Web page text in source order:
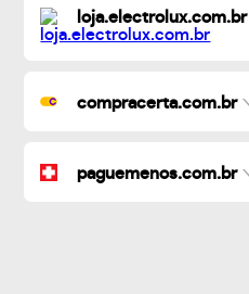
loja.electrolux.com.br
compracerta.com.br
paguemenos.com.br